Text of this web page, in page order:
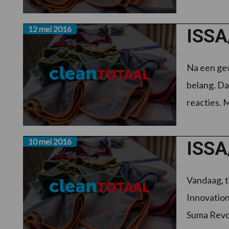
12 mei 2016
Na een
belang.
reacties.
10 mei 2016
Vandaag,
Suma